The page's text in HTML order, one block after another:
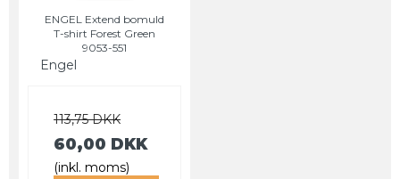
ENGEL Extend bomuld
T-shirt Forest Green
9053-551
Engel
113,75 DKK
60,00 DKK
(inkl. moms)